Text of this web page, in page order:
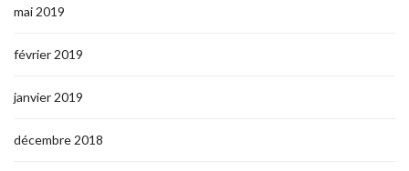
mai 2019
février 2019
janvier 2019
décembre 2018